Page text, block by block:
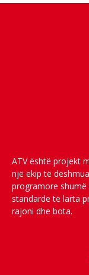
ATV është projekt
një ekip të
programore shumë
standarde të larta
rajoni dhe bota.